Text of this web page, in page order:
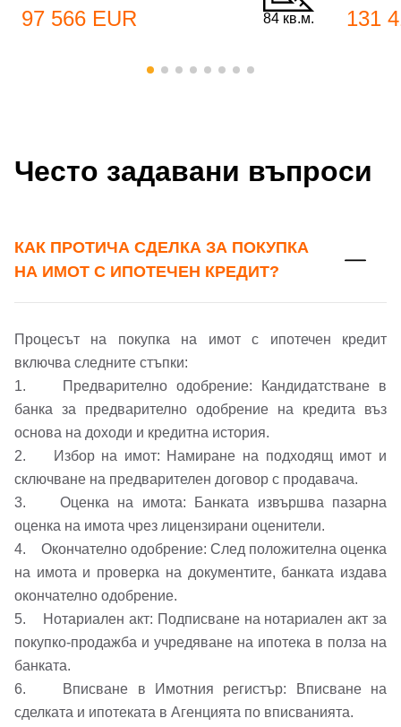
Добре дошъл!
Регистрация
Забравена парола?
Вход
Вход като гост
или използвай профил
Вход с Google
Вход с Facebook
97 566 EUR 84 кв.м. 131
Често задавани въпроси
КАК ПРОТИЧА СДЕЛКА ЗА ПОКУПКА
НА ИМОТ С ИПОТЕЧЕН КРЕДИТ?
Процесът на покупка на имот с ипотечен кредит
включва следните стъпки:
1. Предварително одобрение: Кандидатстване в
банка за предварително одобрение на кредита въз
основа на доходи и кредитна история.
2. Избор на имот: Намиране на подходящ имот и
сключване на предварителен договор с продавача.
3. Оценка на имота: Банката извършва пазарна
оценка на имота чрез лицензирани оценители.
4. Окончателно одобрение: След положителна оценка
на имота и проверка на документите, банката издава
окончателно одобрение.
5. Нотариален акт: Подписване на нотариален акт за
покупко-продажба и учредяване на ипотека в полза на
банката.
6. Вписване в Имотния регистър: Вписване на
сделката и ипотеката в Агенцията по вписванията.
Имейл адрес*
Вашето запитване стигна до нас. Ще
се обадим възможно най-бързо.